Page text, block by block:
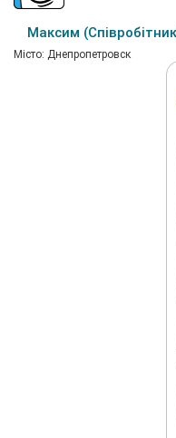
Максим
Мiсто: Днепропетровск